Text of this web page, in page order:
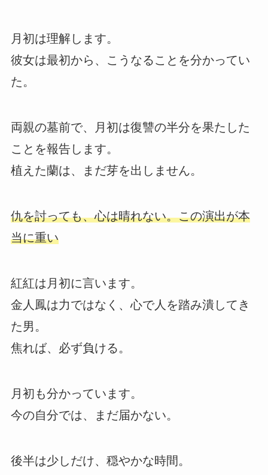
月初は理解します。
彼女は最初から、こうなることを分かってい
た。
両親の墓前で、月初は復讐の半分を果たした
ことを報告します。
植えた蘭は、まだ芽を出しません。
仇を討っても、心は晴れない。この演出が本
当に重い
紅紅は月初に言います。
金人鳳は力ではなく、心で人を踏み潰してき
た男。
焦れば、必ず負ける。
月初も分かっています。
今の自分では、まだ届かない。
後半は少しだけ、穏やかな時間。